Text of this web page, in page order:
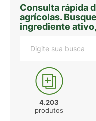
Consulta rápida
agrícolas.
ingrediente
4.203
produtos